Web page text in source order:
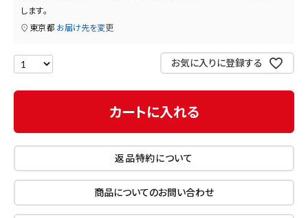
します。
東京都 お届け先を変更
お気に入りに登録する
カートに入れる
返品特約について
商品についてのお問い合わせ